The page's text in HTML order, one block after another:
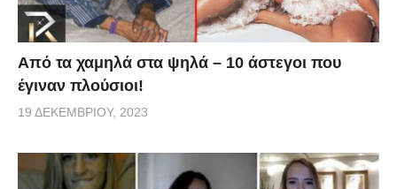
Από τα χαμηλά στα ψηλά – 10 άστεγοι που
έγιναν πλούσιοι!
19 ΔΕΚΕΜΒΡΊΟΥ, 2023